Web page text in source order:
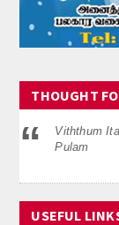
Hall Hire
Contact Us
THOUGHT
Viththum
Pulam
USEFUL